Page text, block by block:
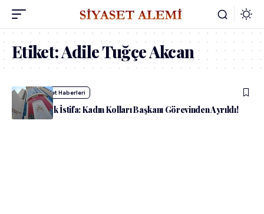
Etiket:Adile Tuğçe Akcan
admin Siyaset Haberleri
MHP’de Şok İstifa: Kadın Kolları Başkanı Görevinden Ayrıldı!